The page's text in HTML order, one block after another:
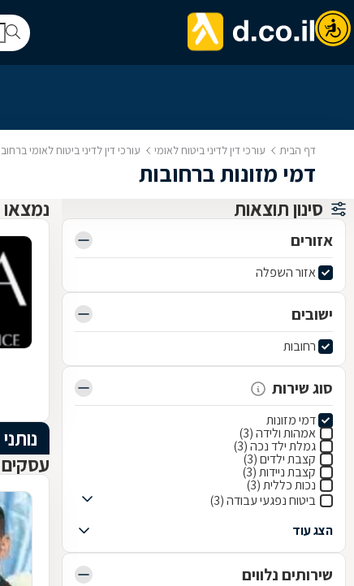
דף הבית עורכי דין לדיני ביטוח לאומי עורכי דין לדיני ביטוח לאומי
דמי מזונות ברחובות
סינון תוצאות
אזורים
אזור השפלה
ישובים
רחובות
סוג שירות
דמי מזונות
אמהות ולידה (3)
גמלת ילד נכה (3)
קצבת ילדים (3)
קצבת ניידות (3)
נכות כללית (3)
ביטוח נפגעי עבודה (3)
הצג עוד
שירותים נלווים
נמצאו 3 עורכי דין לדיני ביטוח לאומי